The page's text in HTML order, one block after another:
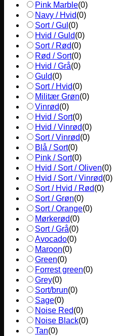
Pink Marble(0)
Navy / Hvid(0)
Sort / Gul (0)
Hvid / Guld(0)
Sort / Rød(0)
Rød / Sort(0)
Hvid / Grå(0)
Guld(0)
Sort / Hvid(0)
Militær Grøn(0)
Vinrød(0)
Hvid / Sort(0)
Hvid / Vinrød(0)
Sort / Vinrød(0)
Blå / Sort(0)
Pink / Sort(0)
Hvid / Sort / Oliven(0)
Hvid / Sort / Vinrød(0)
Sort / Hvid / Rød(0)
Sort / Grøn(0)
Sort / Orange(0)
Mørkerød(0)
Sort / Grå(0)
Avocado(0)
Maroon(0)
Green(0)
Forrest green(0)
Grey(0)
Sort/brun(0)
Sage(0)
Noise Red(0)
Noise Black(0)
Tan(0)